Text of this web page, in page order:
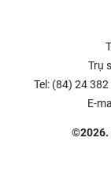
Trụ
Tel: (84) 24
E-
©2026.